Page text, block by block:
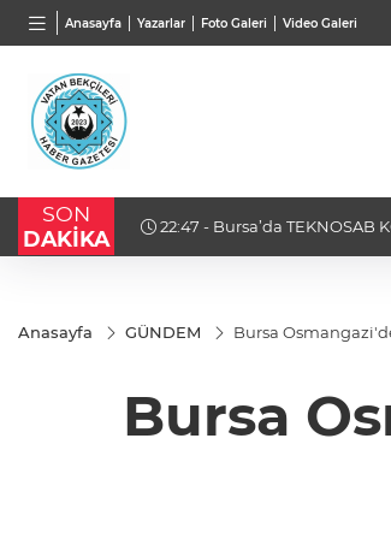
Anasayfa Yazarlar Foto Galeri Video Galeri
BGN
27,9743%-0,22
VND
0,0018%0,23
SON
DAKİKA
22:47 - Bursa’da TEKNOSAB
Anasayfa GÜNDEM Bursa
Bursa